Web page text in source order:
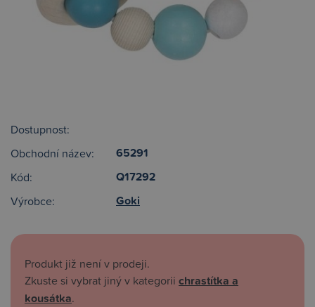
Dostupnost:
Obchodní název:
65291
Kód: Q17292
Výrobce: Goki
Produkt již není v prodeji.
Zkuste si vybrat jiný v kategorii chrastítka a
kousátka.